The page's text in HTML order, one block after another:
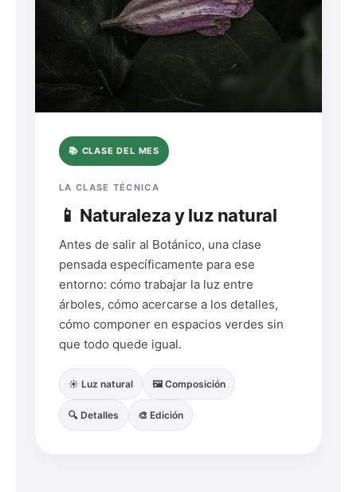
📚 CLASE DEL MES
LA CLASE TÉCNICA
📱 Naturaleza y luz natural
Antes de salir al Botánico, una clase
pensada específicamente para ese
entorno: cómo trabajar la luz entre
árboles, cómo acercarse a los detalles,
cómo componer en espacios verdes sin
que todo quede igual.
☀️ Luz natural 🖼️ Composición
🔍 Detalles 🎨 Edición